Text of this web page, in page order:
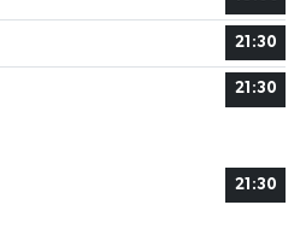
21:30
21:30
21:30